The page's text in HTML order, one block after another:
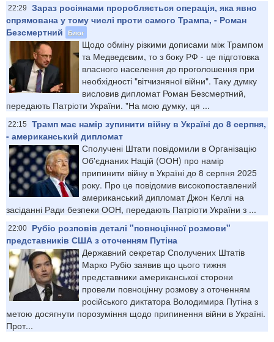
22:29
Зараз росіянами проробляється операція, яка явно
спрямована у тому числі проти самого Трампа, - Роман
Безсмертний
Блог
Щодо обміну різкими дописами між Трампом
та Медведєвим, то з боку РФ - це підготовка
власного населення до проголошення при
необхідності "вітчизняної війни". Таку думку
висловив дипломат Роман Безсмертний,
передають Патріоти України. "На мою думку, ця ...
22:15
Трамп має намір зупинити війну в Україні до 8 серпня,
- американський дипломат
Сполучені Штати повідомили в Організацію
Об'єднаних Націй (ООН) про намір
припинити війну в Україні до 8 серпня 2025
року. Про це повідомив високопоставлений
американський дипломат Джон Келлі на
засіданні Ради безпеки ООН, передають Патріоти України з ...
22:00
Рубіо розповів деталі "повноцінної розмови"
представників США з оточенням Путіна
Державний секретар Сполучених Штатів
Марко Рубіо заявив що цього тижня
представники американської сторони
провели повноцінну розмову з оточенням
російського диктатора Володимира Путіна з
метою досягнути порозуміння щодо припинення війни в Україні.
Прот...